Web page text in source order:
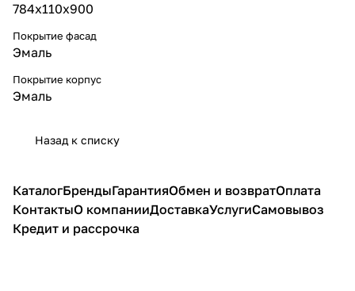
784х110х900
Покрытие фасад
Эмаль
Покрытие корпус
Эмаль
Назад к списку
КаталогБрендыГарантияОбмен и возвратОплата
КонтактыО компанииДоставкаУслугиСамовывоз
Кредит и рассрочка